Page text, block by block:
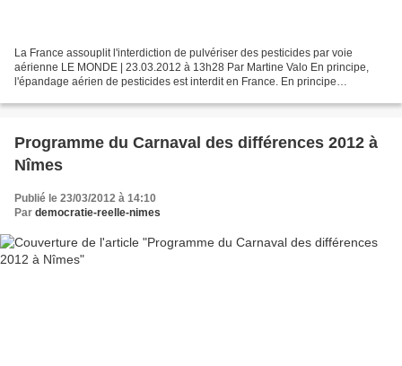
La France assouplit l'interdiction de pulvériser des pesticides par voie
aérienne LE MONDE | 23.03.2012 à 13h28 Par Martine Valo En principe,
l'épandage aérien de pesticides est interdit en France. En principe
Programme du Carnaval des différences 2012 à
Nîmes
Publié le 23/03/2012 à 14:10
Par democratie-reelle-nimes